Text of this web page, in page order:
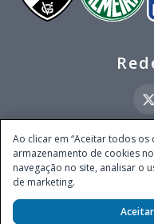
Este site é operado pela
endereço na Avenida Brigadeiro
Município de São Paulo, Estado
autorizada a operar apostas
Secretaria de Prêmios e Apostas
Ao clicar em “Aceitar todos
armazenamento de cookies
navegação no site, analisar o
de marketing.